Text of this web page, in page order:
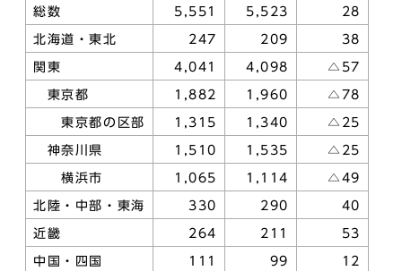
総数 5,551 5,523 28
北海道・東北 247 209 38
関東 4,041 4,098 △57
東京都 1,882 1,960 △78
東京都の区部 1,315 1,340 △25
神奈川県 1,510 1,535 △25
横浜市 1,065 1,114 △49
北陸・中部・東海 330 290 40
近畿 264 211 53
中国・四国 111 99 12